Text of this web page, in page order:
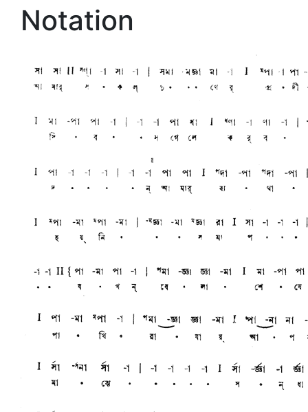
Notation